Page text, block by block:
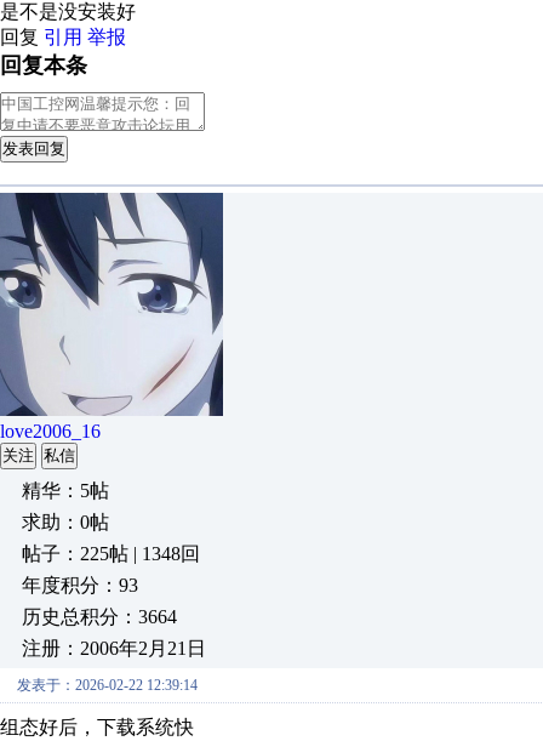
是不是没安装好
回复 引用 举报
回复本条
发表回复
love2006_16
关注 私信
精华：5帖
求助：0帖
帖子：225帖 | 1348回
年度积分：93
历史总积分：3664
注册：2006年2月21日
发表于：2026-02-22 12:39:14
组态好后，下载系统快